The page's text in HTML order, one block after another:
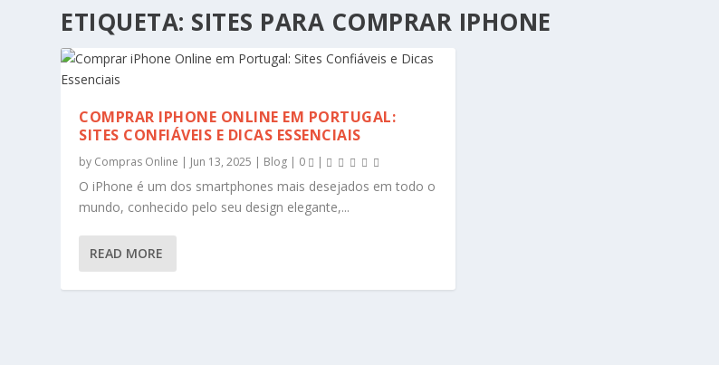
ETIQUETA: SITES PARA COMPRAR IPHONE
COMPRAR IPHONE ONLINE EM PORTUGAL:
SITES CONFIÁVEIS E DICAS ESSENCIAIS
by Compras Online | Jun 13, 2025 | Blog | 0 |
O iPhone é um dos smartphones mais desejados em todo o
mundo, conhecido pelo seu design elegante,...
READ MORE